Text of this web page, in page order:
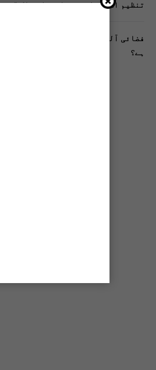
تنظیم اسلامی کے زیرِ اہتمام ملک
فضائی آلودگی انسانی دماغ کیلیے
ہے؟